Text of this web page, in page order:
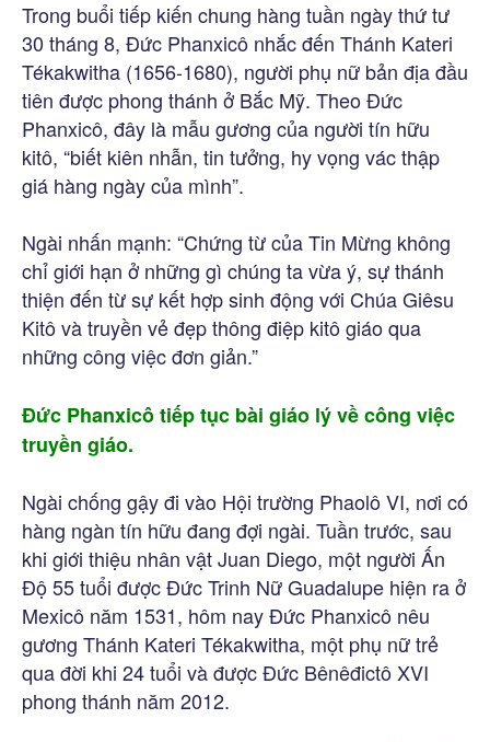
Trong buổi tiếp kiến chung hàng tuần ngày thứ tư
30 tháng 8, Đức Phanxicô nhắc đến Thánh Kateri
Tékakwitha (1656-1680), người phụ nữ bản địa đầu
tiên được phong thánh ở Bắc Mỹ. Theo Đức
Phanxicô, đây là mẫu gương của người tín hữu
kitô, “biết kiên nhẫn, tin tưởng, hy vọng vác thập
giá hàng ngày của mình”.
Ngài nhấn mạnh: “Chứng từ của Tin Mừng không
chỉ giới hạn ở những gì chúng ta vừa ý, sự thánh
thiện đến từ sự kết hợp sinh động với Chúa Giêsu
Kitô và truyền vẻ đẹp thông điệp kitô giáo qua
những công việc đơn giản.”
Đức Phanxicô tiếp tục bài giáo lý về công việc
truyền giáo.
Ngài chống gậy đi vào Hội trường Phaolô VI, nơi có
hàng ngàn tín hữu đang đợi ngài. Tuần trước, sau
khi giới thiệu nhân vật Juan Diego, một người Ấn
Độ 55 tuổi được Đức Trinh Nữ Guadalupe hiện ra ở
Mexicô năm 1531, hôm nay Đức Phanxicô nêu
gương Thánh Kateri Tékakwitha, một phụ nữ trẻ
qua đời khi 24 tuổi và được Đức Bênêđictô XVI
phong thánh năm 2012.